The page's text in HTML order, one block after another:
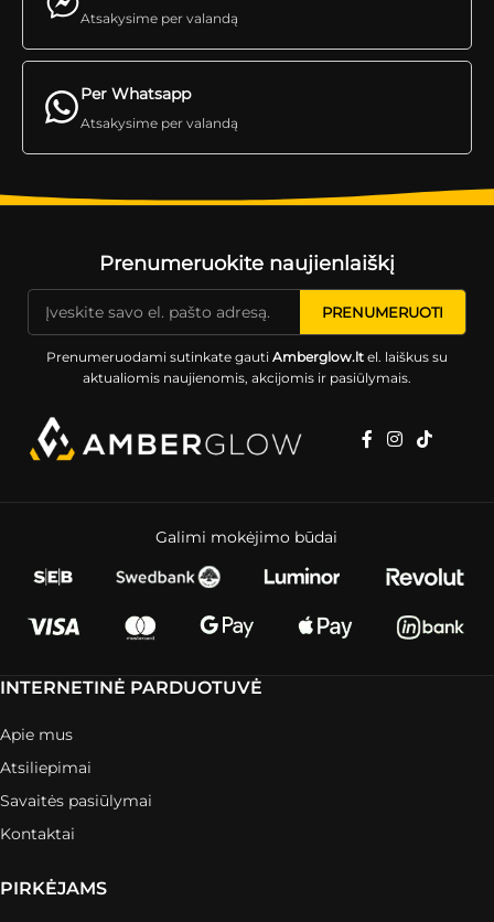
Atsakysime per valandą
Per Whatsapp
Atsakysime per valandą
Prenumeruokite naujienlaiškį
Prenumeruodami sutinkate gauti Amberglow.ltel. laiškus su
aktualiomis naujienomis, akcijomis ir pasiūlymais.
Galimi mokėjimo būdai
INTERNETINĖ PARDUOTUVĖ
Apie mus
Atsiliepimai
Savaitės pasiūlymai
Kontaktai
PIRKĖJAMS